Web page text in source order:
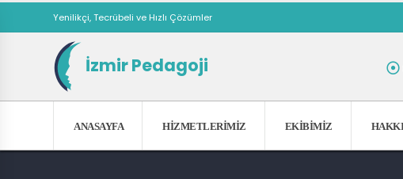
Yenilikçi, Tecrübeli ve Hızlı Çözümler
İzmir Pedagoji
ANASAYFA HIZMETLERIMIZ EKIBIMIZ